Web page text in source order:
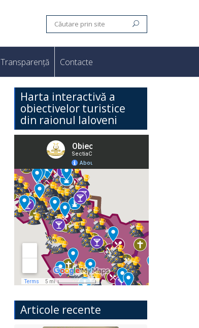
Transparență Contacte
Harta interactivă a
obiectivelor turistice
din raionul Ialoveni
Articole recente